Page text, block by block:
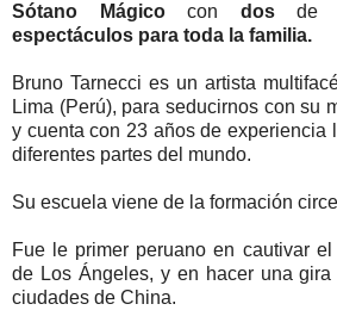
Sótano Mágicocon dosde
espectáculos para toda la familia.
Bruno Tarnecci es un artista
Lima (Perú), para seducirnos con su
y cuenta con 23 años de experiencia
diferentes partes del mundo.
Su escuela viene de la formación
Fue le primer peruano en cautivar
de Los Ángeles, y en hacer una
ciudades de China.